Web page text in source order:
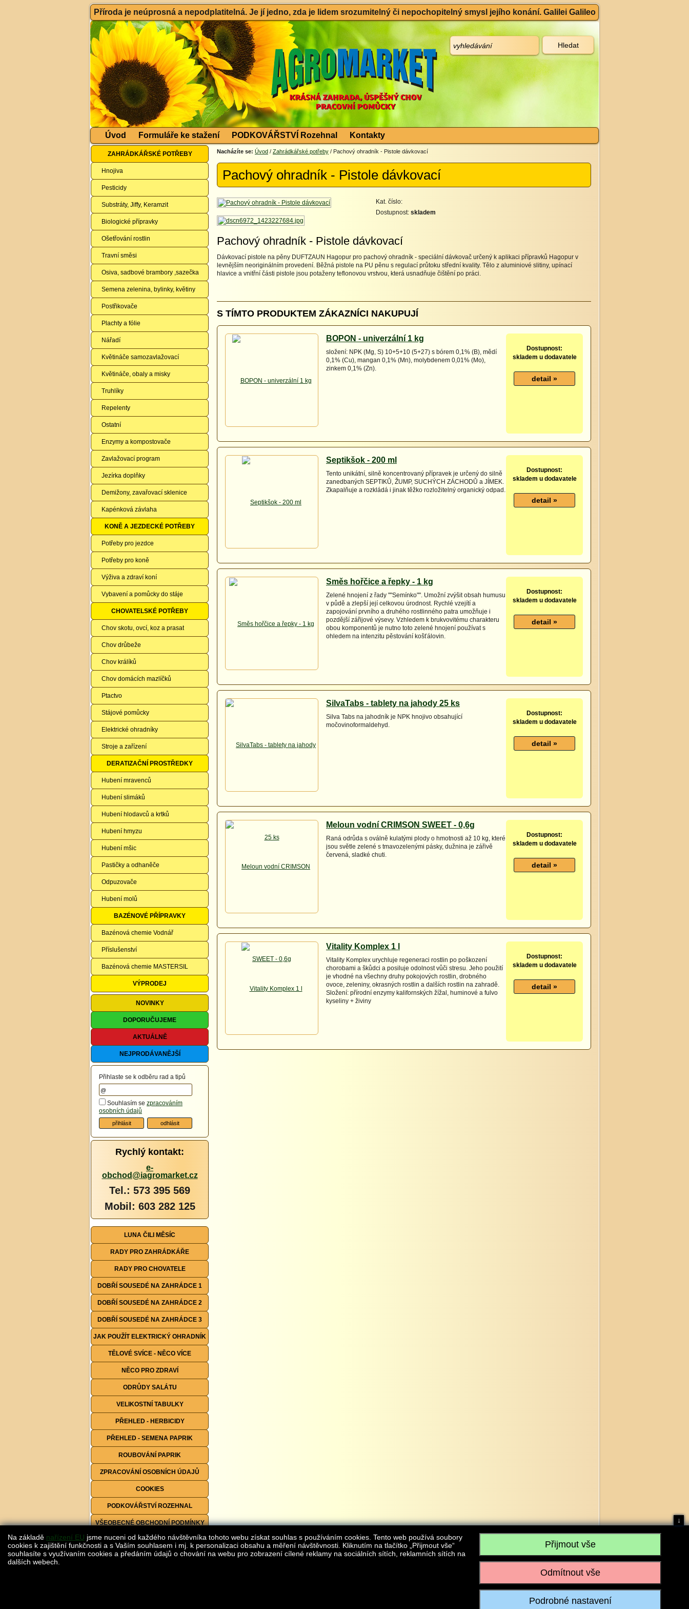
Příroda je neúprosná a nepodplatitelná. Je jí jedno, zda je lidem srozumitelný či nepochopitelný smysl jejího konání. Galilei Galileo
Úvod Formuláře ke stažení PODKOVÁŘSTVÍ Rozehnal Kontakty
ZAHRÁDKÁŘSKÉ POTŘEBY
Hnojiva
Pesticidy
Substráty, Jiffy, Keramzit
Biologické přípravky
Ošetřování rostlin
Travní směsi
Osiva, sadbové brambory ,sazečka
Semena zelenina, bylinky, květiny
Postřikovače
Plachty a fólie
Nářadí
Květináče samozavlažovací
Květináče, obaly a misky
Truhlíky
Repelenty
Ostatní
Enzymy a kompostovače
Zavlažovací program
Jezírka doplňky
Demižony, zavařovací sklenice
Kapénková závlaha
KONĚ A JEZDECKÉ POTŘEBY
Potřeby pro jezdce
Potřeby pro koně
Výživa a zdraví koní
Vybavení a pomůcky do stáje
CHOVATELSKÉ POTŘEBY
Chov skotu, ovcí, koz a prasat
Chov drůbeže
Chov králíků
Chov domácích mazlíčků
Ptactvo
Stájové pomůcky
Elektrické ohradníky
Stroje a zařízení
DERATIZAČNÍ PROSTŘEDKY
Hubení mravenců
Hubení slimáků
Hubení hlodavců a krtků
Hubení hmyzu
Hubení mšic
Pastičky a odhaněče
Odpuzovače
Hubení molů
BAZÉNOVÉ PŘÍPRAVKY
Bazénová chemie Vodnář
Příslušenství
Bazénová chemie MASTERSIL
VÝPRODEJ
NOVINKY
DOPORUČUJEME
AKTUÁLNĚ
NEJPRODÁVANĚJŠÍ
Přihlaste se k odběru rad a tipů
Souhlasím se zpracováním
osobních údajů
Rychlý kontakt:
e-
obchod@iagromarket.cz
Tel.: 573 395 569
Mobil: 603 282 125
LUNA ČILI MĚSÍC
RADY PRO ZAHRÁDKÁŘE
RADY PRO CHOVATELE
DOBŘÍ SOUSEDÉ NA ZAHRÁDCE 1
DOBŘÍ SOUSEDÉ NA ZAHRÁDCE 2
DOBŘÍ SOUSEDÉ NA ZAHRÁDCE 3
JAK POUŽÍT ELEKTRICKÝ OHRADNÍK
TĚLOVÉ SVÍCE - NĚCO VÍCE
NĚCO PRO ZDRAVÍ
ODRŮDY SALÁTU
VELIKOSTNÍ TABULKY
PŘEHLED - HERBICIDY
PŘEHLED - SEMENA PAPRIK
ROUBOVÁNÍ PAPRIK
ZPRACOVÁNÍ OSOBNÍCH ÚDAJŮ
COOKIES
PODKOVÁŘSTVÍ ROZEHNAL
VŠEOBECNÉ OBCHODNÍ PODMÍNKY
FORMULÁŘE KE STAŽENÍ
Nacházíte se: Úvod / Zahrádkářské potřeby / Pachový ohradník - Pistole dávkovací
Pachový ohradník - Pistole dávkovací
Kat. číslo:
Dostupnost: skladem
Pachový ohradník - Pistole dávkovací
Dávkovací pistole na pěny DUFTZAUN Hagopur pro pachový ohradník - speciální dávkovač určený k aplikaci přípravků Hagopur v
levnějším neoriginálním provedení. Běžná pistole na PU pěnu s regulací průtoku střední kvality. Tělo z aluminiové slitiny, upínací
hlavice a vnitřní části pistole jsou potaženy teflonovou vrstvou, která usnadňuje čištění po práci.
S TÍMTO PRODUKTEM ZÁKAZNÍCI NAKUPUJÍ
BOPON - univerzální 1 kg
složení: NPK (Mg, S) 10+5+10 (5+27) s bórem 0,1% (B), mědí
0,1% (Cu), mangan 0,1% (Mn), molybdenem 0,01% (Mo),
zinkem 0,1% (Zn).
Dostupnost:
skladem u dodavatele
Septikšok - 200 ml
Tento unikátní, silně koncentrovaný přípravek je určený do silně
zanedbaných SEPTIKŮ, ŽUMP, SUCHÝCH ZÁCHODŮ a JÍMEK.
Zkapalňuje a rozkládá i jinak těžko rozložitelný organický odpad.
Dostupnost:
skladem u dodavatele
Směs hořčice a řepky - 1 kg
Zelené hnojení z řady ""Semínko"". Umožní zvýšit obsah humusu
v půdě a zlepší její celkovou úrodnost. Rychlé vzejítí a
zapojování prvního a druhého rostlinného patra umožňuje i
pozdější zářijové výsevy. Vzhledem k brukvovitému charakteru
obou komponentů je nutno toto zelené hnojení používat s
ohledem na intenzitu pěstování košťálovin.
Dostupnost:
skladem u dodavatele
SilvaTabs - tablety na jahody 25 ks
Silva Tabs na jahodník je NPK hnojivo obsahující
močovinoformaldehyd.
Dostupnost:
skladem u dodavatele
Meloun vodní CRIMSON SWEET - 0,6g
Raná odrůda s oválně kulatými plody o hmotnosti až 10 kg, které
jsou světle zelené s tmavozelenými pásky, dužnina je zářivě
červená, sladké chuti.
Dostupnost:
skladem u dodavatele
Vitality Komplex 1 l
Vitality Komplex urychluje regeneraci rostlin po poškození
chorobami a škůdci a posiluje odolnost vůči stresu. Jeho použití
je vhodné na všechny druhy pokojových rostlin, drobného
ovoce, zeleniny, okrasných rostlin a dalších rostlin na zahradě.
Složení: přírodní enzymy kalifornských žížal, huminové a fulvo
kyseliny + živiny
Dostupnost:
skladem u dodavatele
je AGROMARKET IRSI s.r.o., IČO: 28304845, se sídlem č.p. 17, 768 75 Loukov
Realizace:w-software.com
Na základě nařízení EU jsme nuceni od každého návštěvníka tohoto webu získat souhlas s používáním cookies. Tento web používá soubory
cookies k zajištění funkčnosti a s Vaším souhlasem i mj. k personalizaci obsahu a měření návštěvnosti. Kliknutím na tlačítko „Přijmout vše“
souhlasíte s využívaním cookies a předáním údajů o chování na webu pro zobrazení cílené reklamy na sociálních sítích, reklamních sítích na
dalších webech.
↓